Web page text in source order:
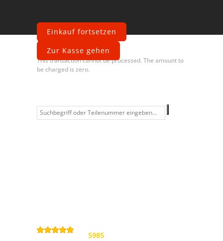
Einkauf fortsetzen
Zur Kasse gehen
Fehler
This transaction cannot be processed. The amount to
be charged is zero.
Kontakt
Allgemeine
/5
5985